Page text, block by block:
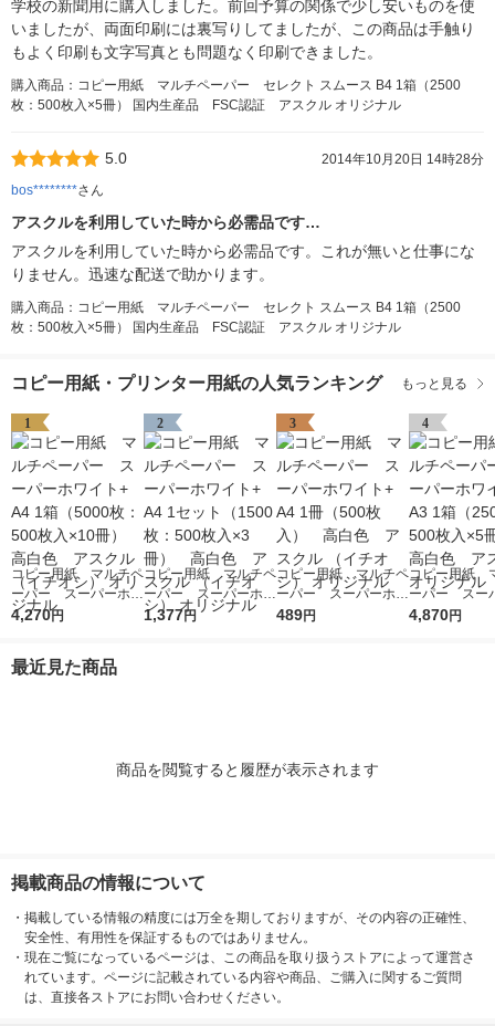
学校の新聞用に購入しました。前回予算の関係で少し安いものを使
いましたが、両面印刷には裏写りしてましたが、この商品は手触り
もよく印刷も文字写真とも問題なく印刷できました。
購入商品：コピー用紙 マルチペーパー セレクト スムース B4 1箱（2500
枚：500枚入×5冊） 国内生産品 FSC認証 アスクル オリジナル
5.0
2014年10月20日 14時28分
bos********さん
アスクルを利用していた時から必需品です…
アスクルを利用していた時から必需品です。これが無いと仕事にな
りません。迅速な配送で助かります。
購入商品：コピー用紙 マルチペーパー セレクト スムース B4 1箱（2500
枚：500枚入×5冊） 国内生産品 FSC認証 アスクル オリジナル
コピー用紙・プリンター用紙の人気ランキング もっと見る
1
コピー用紙 マルチペ
ーパー スーパーホワ
イト+ A4 1箱（5000
（イチオシ） オリジ
4,270円
2
コピー用紙 マルチペ
ーパー スーパーホワ
イト+ A4 1セット
1,377円
3
コピー用紙 マルチペ
ーパー スーパーホワ
イト+ A4 1冊（500
489円
4
コピー用紙
ーパー スー
イト+ A3 1
4,870円
最近見た商品
商品を閲覧すると履歴が表示されます
掲載商品の情報について
・ 掲載している情報の精度には万全を期しておりますが、その内容の正確性、
安全性、有用性を保証するものではありません。
・ 現在ご覧になっているページは、この商品を取り扱うストアによって運営さ
れています。ページに記載されている内容や商品、ご購入に関するご質問
は、直接各ストアにお問い合わせください。